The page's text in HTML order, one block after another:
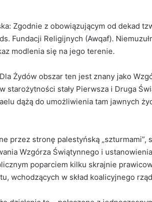
Zgodnie z obowiązującym od dekad
Fundacji Religijnych (Awqaf).
modlenia się na jego terenie.
Żydów obszar ten jest znany jako
starożytności stały Pierwsza i Druga
dążą do umożliwienia tam jawnych
przez stronę palestyńską „szturmami”,
Wzgórza Świątynnego i
poparciem kilku skrajnie
wchodzących w skład koalicyjnego